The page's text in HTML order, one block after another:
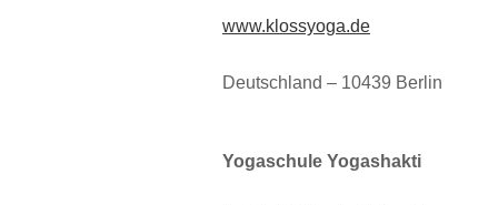
www.klossyoga.de
Deutschland – 10439 Berlin
Yogaschule Yogashakti